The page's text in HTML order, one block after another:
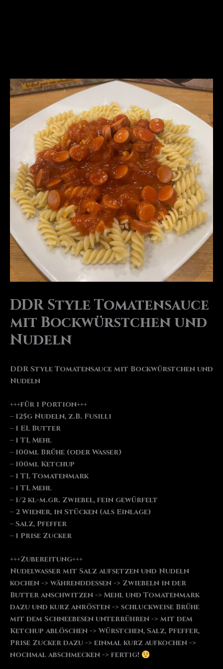
DDR Style Tomatensauce
mit Bockwürstchen und
Nudeln
DDR Style Tomatensauce mit Bockwürstchen und
Nudeln
+++für 1 Portion+++
– 125g Nudeln, z.B. Fusilli
– 1 EL Butter
– 1 TL Mehl
– 100ml Brühe (oder Wasser)
– 100ml Ketchup
– 1 TL Tomatenmark
– 1 TL Mehl
– 1/2 kl-m.gr. Zwiebel, fein gewürfelt
– 2 Wiener, in Stücken (als Einlage)
– Salz, Pfeffer
– 1 Prise Zucker
+++Zubereitung+++
Nudelwasser mit Salz aufsetzen und Nudeln
kochen -> währenddessen -> Zwiebeln in der
Butter anschwitzen -> Mehl und Tomatenmark
dazu und kurz anrösten -> schluckweise Brühe
mit dem Schneebesen unterrühren -> mit dem
Ketchup ablöschen -> Würstchen, Salz, Pfeffer,
Prise Zucker dazu -> einmal kurz aufkochen ->
nochmal abschmecken -> fertig!